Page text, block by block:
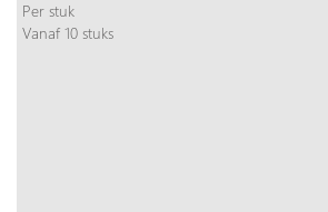
Per stuk
Vanaf 10 stuks